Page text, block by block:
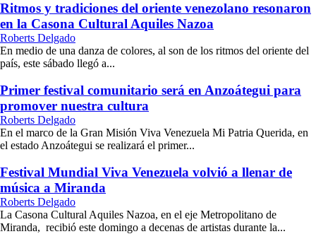
Ritmos y tradiciones del oriente venezolano resonaron
en la Casona Cultural Aquiles Nazoa
Roberts Delgado
En medio de una danza de colores, al son de los ritmos del oriente del
país, este sábado llegó a...
Primer festival comunitario será en Anzoátegui para
promover nuestra cultura
Roberts Delgado
En el marco de la Gran Misión Viva Venezuela Mi Patria Querida, en
el estado Anzoátegui se realizará el primer...
Festival Mundial Viva Venezuela volvió a llenar de
música a Miranda
Roberts Delgado
La Casona Cultural Aquiles Nazoa, en el eje Metropolitano de
Miranda, recibió este domingo a decenas de artistas durante la...